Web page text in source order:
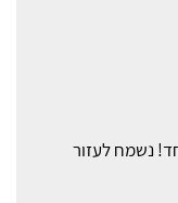
נשמח לעזור